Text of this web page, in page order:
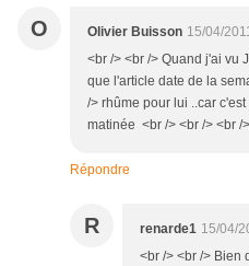
O Olivier Buisson 15/04/
<br /> <br /> Quand j'ai vu
que l'article date de la
/> rhûme pour lui ..car
matinée <br /> <br /> <br /
Répondre
R renarde1 15/04/
<br /> <br /> Bien